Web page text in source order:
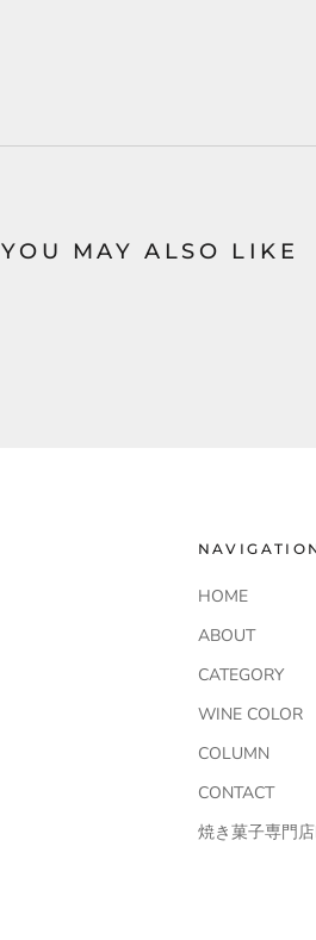
YOU MAY ALSO LIKE
HOME
ABOUT
CATEGORY
WINE COLOR
COLUMN
CONTACT
焼き菓子専門